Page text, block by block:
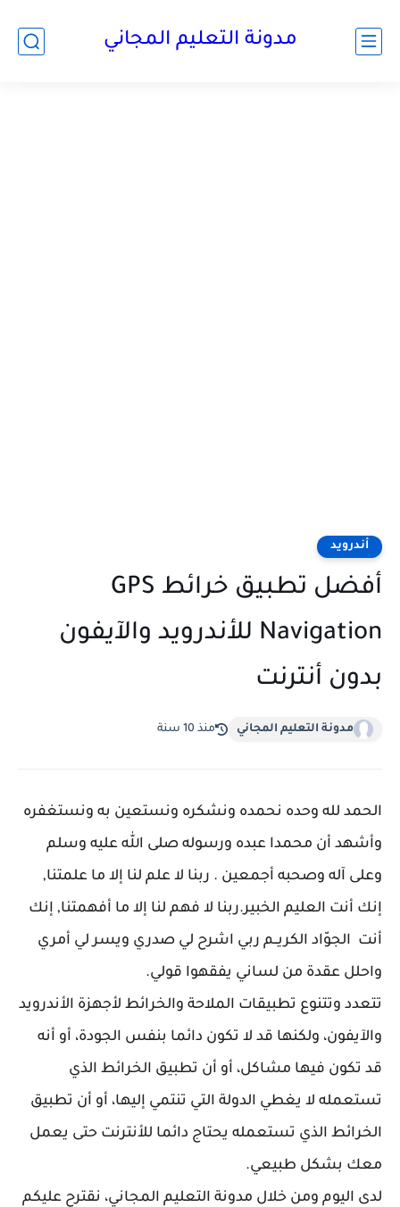
مدونة التعليم المجاني
أندرويد
أفضل تطبيق خرائط GPS
Navigation للأندرويد والآيفون
بدون أنترنت
مدونة التعليم المجاني منذ 10 سنة
الحمد لله وحده نحمده ونشكره ونستعين به ونستغفره
وأشهد أن محمدا عبده ورسوله صلى الله عليه وسلم
وعلى آله وصحبه أجمعين . ربنا لا علم لنا إلا ما علمتنا,
إنك أنت العليم الخبير.ربنا لا فهم لنا إلا ما أفهمتنا, إنك
أنت الجوّاد الكريــم ربي اشرح لي صدري ويسر لي أمري
واحلل عقدة من لساني يفقهوا قولي.
تتعدد وتتنوع تطبيقات الملاحة والخرائط لأجهزة الأندرويد
والآيفون، ولكنها قد لا تكون دائما بنفس الجودة، أو أنه
قد تكون فيها مشاكل، أو أن تطبيق الخرائط الذي
تستعمله لا يغطي الدولة التي تنتمي إليها، أو أن تطبيق
الخرائط الذي تستعمله يحتاج دائما للأنترنت حتى يعمل
معك بشكل طبيعي.
لدى اليوم ومن خلال مدونة التعليم المجاني، نقترح عليكم